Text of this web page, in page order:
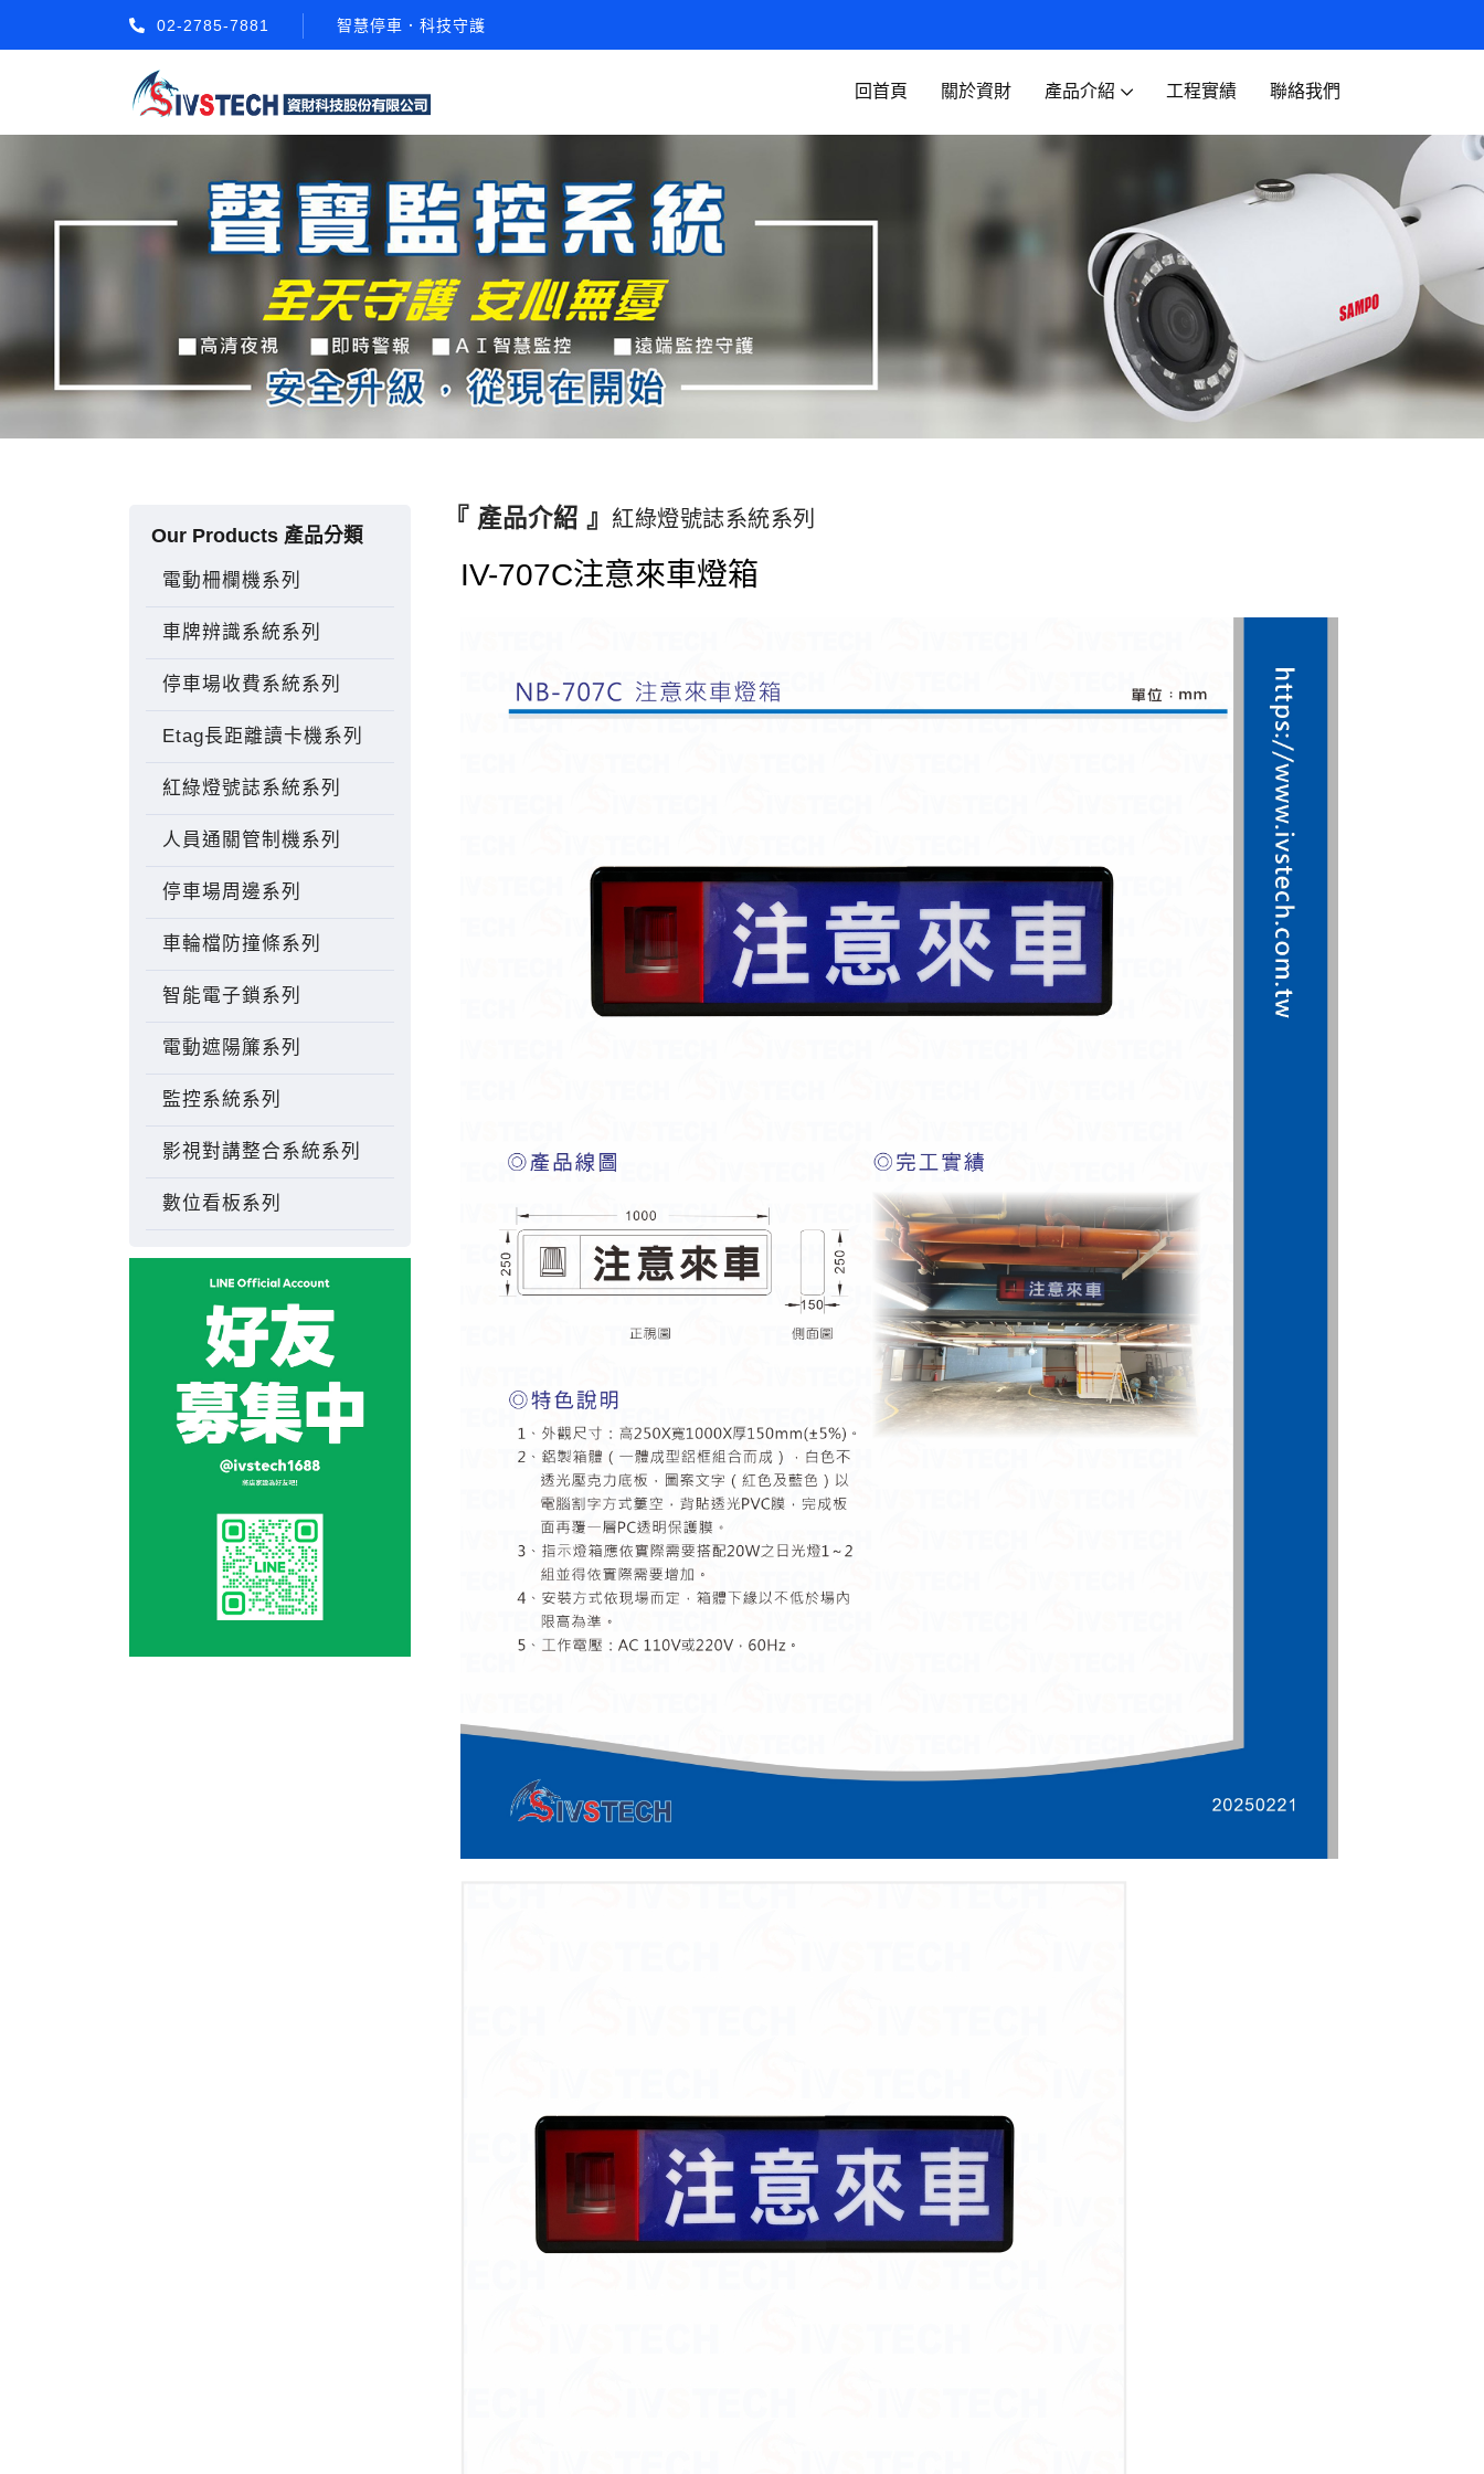
02-2785-7881 智慧停車．科技守護
回首頁 關於資財 產品介紹 工程實績 聯絡我們
Our Products 產品分類
電動柵欄機系列
車牌辨識系統系列
停車場收費系統系列
Etag長距離讀卡機系列
紅綠燈號誌系統系列
人員通關管制機系列
停車場周邊系列
車輪檔防撞條系列
智能電子鎖系列
電動遮陽簾系列
監控系統系列
影視對講整合系統系列
數位看板系列
『 產品介紹 』 紅綠燈號誌系統系列
IV-707C注意來車燈箱